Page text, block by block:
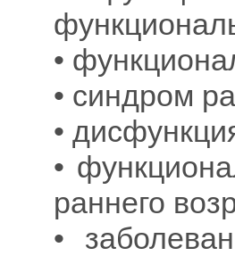
•
• синдром
•
•
раннего
•